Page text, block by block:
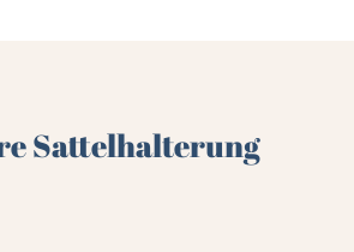
Sattelhalterung